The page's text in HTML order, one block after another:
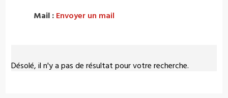
Désolé, il n'y a pas de résultat pour votre recherche.
Mail : Envoyer un mail